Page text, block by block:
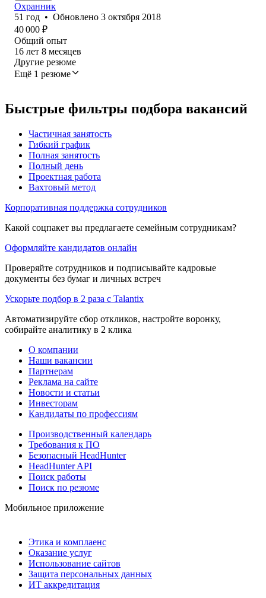
Охранник
51 год • Обновлено 3 октября 2018
40 000 ₽
Общий опыт
16 лет 8 месяцев
Другие резюме
Ещё 1 резюме
Быстрые фильтры подбора вакансий
Частичная занятость
Гибкий график
Полная занятость
Полный день
Проектная работа
Вахтовый метод
Корпоративная поддержка сотрудников
Какой соцпакет вы предлагаете семейным сотрудникам?
Оформляйте кандидатов онлайн
Проверяйте сотрудников и подписывайте кадровые
документы без бумаг и личных встреч
Ускорьте подбор в 2 раза с Talantix
Автоматизируйте сбор откликов, настройте воронку,
собирайте аналитику в 2 клика
О компании
Наши вакансии
Партнерам
Реклама на сайте
Новости и статьи
Инвесторам
Кандидаты по профессиям
Производственный календарь
Требования к ПО
Безопасный HeadHunter
HeadHunter API
Поиск работы
Поиск по резюме
Мобильное приложение
Этика и комплаенс
Оказание услуг
Использование сайтов
Защита персональных данных
ИТ аккредитация